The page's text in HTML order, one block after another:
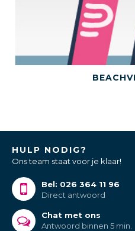
BEKIJK
HULP NODIG?
Ons team staat voor je klaar!
Bel: 026 364 11 96
Direct antwoord
Chat met ons
Antwoord binnen 5 min.